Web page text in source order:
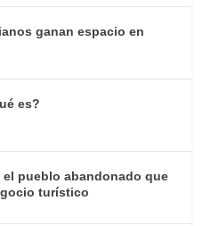
ganan espacio en
es?
el pueblo abandonado que
turístico